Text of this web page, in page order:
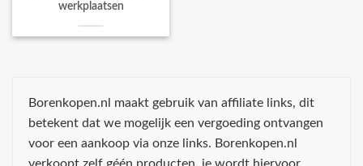
werkplaatsen
Borenkopen.nl maakt gebruik van affiliate links, dit
betekent dat we mogelijk een vergoeding ontvangen
voor een aankoop via onze links. Borenkopen.nl